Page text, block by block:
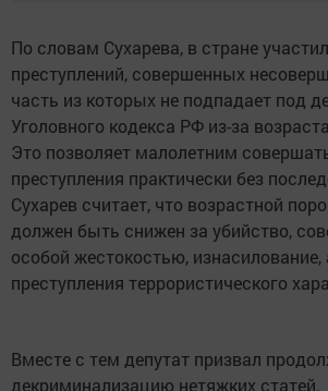
По словам Сухарева, в стране
преступлений, совершенных
часть из которых не подпадает под
Уголовного кодекса РФ из-за
Это позволяет малолетним
преступления практически без
Сухарев считает, что возрастной
должен быть снижен за убийство,
особой жестокостью,
преступления террористического
Вместе с тем депутат призвал
декриминализацию нетяжких статей.